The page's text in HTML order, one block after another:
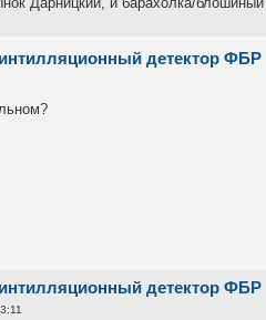
детектор ФБР
детектор ФБР